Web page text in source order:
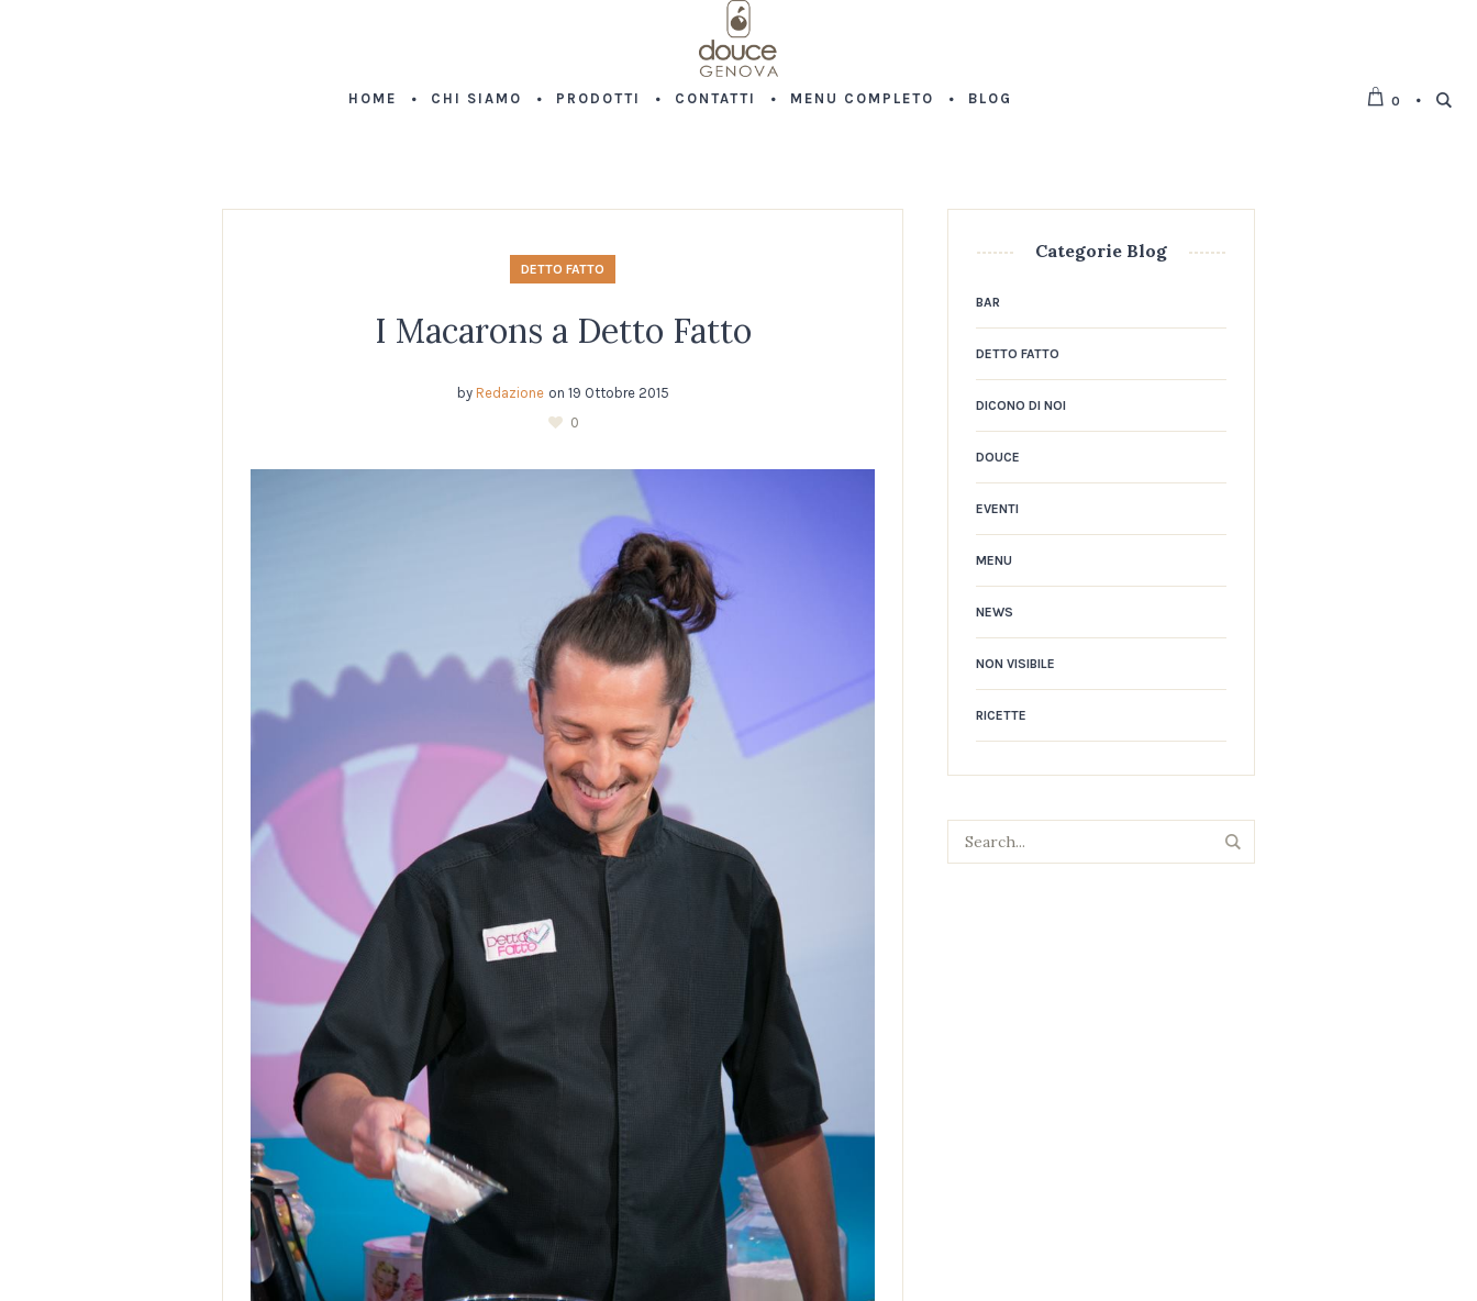
0
HOME CHI SIAMO PRODOTTI CONTATTI MENU COMPLETO BLOG
DETTO FATTO
I Macarons a Detto Fatto
by Redazione on 19 Ottobre 2015
0
Categorie Blog
BAR
DETTO FATTO
DICONO DI NOI
DOUCE
EVENTI
MENU
NEWS
NON VISIBILE
RICETTE